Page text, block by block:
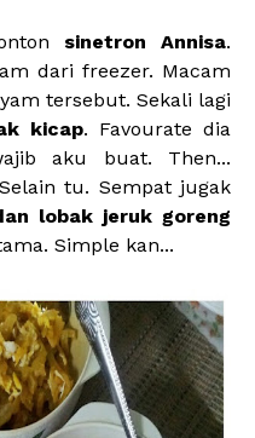
sinetron Annisa.
dari freezer. Macam
tersebut. Sekali lagi
kicap. Favourate dia
aku buat. Then...
tu. Sempat jugak
lobak jeruk goreng
Simple kan...